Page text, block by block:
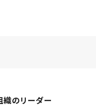
のリーダー